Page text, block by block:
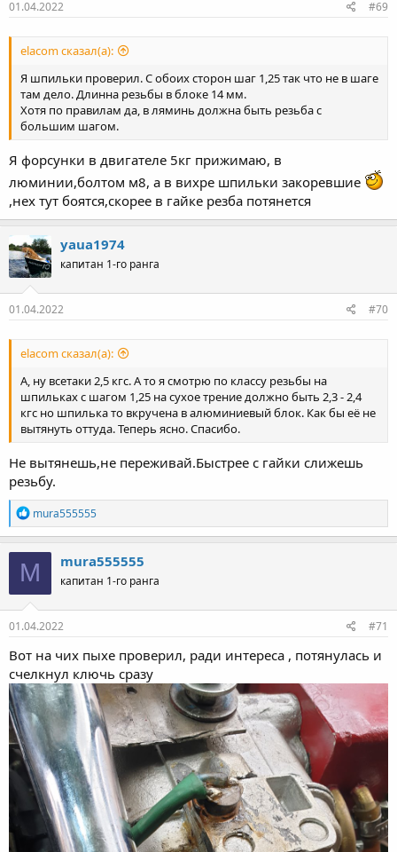
01.04.2022 #69
elacom сказал(а):
Я шпильки проверил. С обоих сторон шаг 1,25 так что не в шаге
там дело. Длинна резьбы в блоке 14 мм.
Хотя по правилам да, в ляминь должна быть резьба с
большим шагом.
Я форсунки в двигателе 5кг прижимаю, в
люминии,болтом м8, а в вихре шпильки закоревшие
,нех тут боятся,скорее в гайке резба потянется
yaua1974
капитан 1-го ранга
01.04.2022 #70
elacom сказал(а):
А, ну всетаки 2,5 кгс. А то я смотрю по классу резьбы на
шпильках с шагом 1,25 на сухое трение должно быть 2,3 - 2,4
кгс но шпилька то вкручена в алюминиевый блок. Как бы её не
вытянуть оттуда. Теперь ясно. Спасибо.
Не вытянешь,не переживай.Быстрее с гайки слижешь
резьбу.
Р
е
а
к
ц
и
и
:
mura555555
M mura555555
капитан 1-го ранга
01.04.2022 #71
Вот на чих пыхе проверил, ради интереса , потянулась и
счелкнул ключь сразу